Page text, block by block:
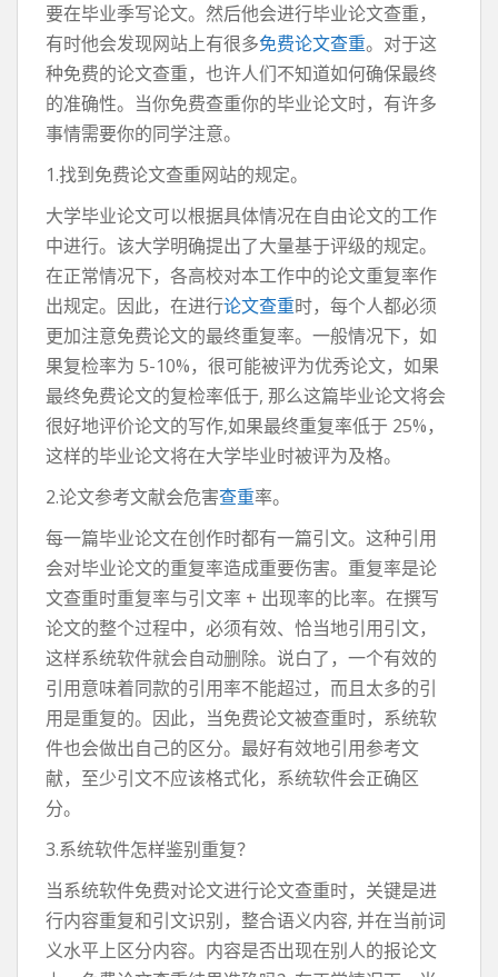
要在毕业季写论文。然后他会进行毕业论文查重，
有时他会发现网站上有很多免费论文查重。对于这
种免费的论文查重，也许人们不知道如何确保最终
的准确性。当你免费查重你的毕业论文时，有许多
事情需要你的同学注意。
1.找到免费论文查重网站的规定。
大学毕业论文可以根据具体情况在自由论文的工作
中进行。该大学明确提出了大量基于评级的规定。
在正常情况下，各高校对本工作中的论文重复率作
出规定。因此，在进行论文查重时，每个人都必须
更加注意免费论文的最终重复率。一般情况下，如
果复检率为 5-10%，很可能被评为优秀论文，如果
最终免费论文的复检率低于, 那么这篇毕业论文将会
很好地评价论文的写作,如果最终重复率低于 25%，
这样的毕业论文将在大学毕业时被评为及格。
2.论文参考文献会危害查重率。
每一篇毕业论文在创作时都有一篇引文。这种引用
会对毕业论文的重复率造成重要伤害。重复率是论
文查重时重复率与引文率 + 出现率的比率。在撰写
论文的整个过程中，必须有效、恰当地引用引文，
这样系统软件就会自动删除。说白了，一个有效的
引用意味着同款的引用率不能超过，而且太多的引
用是重复的。因此，当免费论文被查重时，系统软
件也会做出自己的区分。最好有效地引用参考文
献，至少引文不应该格式化，系统软件会正确区
分。
3.系统软件怎样鉴别重复？
当系统软件免费对论文进行论文查重时，关键是进
行内容重复和引文识别，整合语义内容, 并在当前词
义水平上区分内容。内容是否出现在别人的报论文